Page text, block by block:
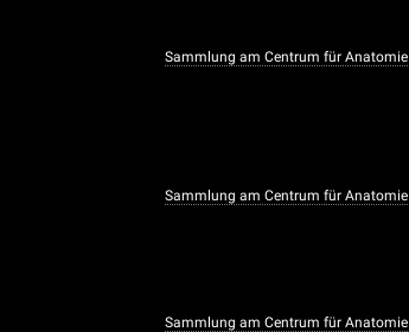
Sammlung am Centrum für Anatomie
Sammlung am Centrum für Anatomie
Sammlung am Centrum für Anatomie